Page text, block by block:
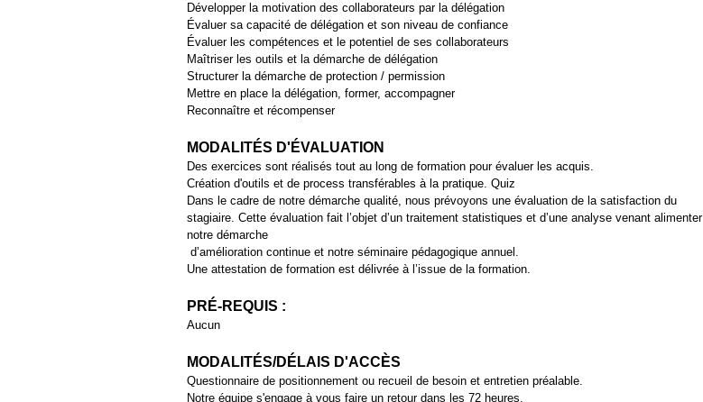
Développer la motivation des collaborateurs par la délégation
Évaluer sa capacité de délégation et son niveau de confiance
Évaluer les compétences et le potentiel de ses collaborateurs
Maîtriser les outils et la démarche de délégation
Structurer la démarche de protection / permission
Mettre en place la délégation, former, accompagner
Reconnaître et récompenser
MODALITÉS D'ÉVALUATION
Des exercices sont réalisés tout au long de formation pour évaluer les acquis.
Création d'outils et de process transférables à la pratique. Quiz
Dans le cadre de notre démarche qualité, nous prévoyons une évaluation de la satisfaction du
stagiaire. Cette évaluation fait l’objet d’un traitement statistiques et d’une analyse venant alimenter
notre démarche
d’amélioration continue et notre séminaire pédagogique annuel.
Une attestation de formation est délivrée à l’issue de la formation.
PRÉ-REQUIS :
Aucun
MODALITÉS/DÉLAIS D'ACCÈS
Questionnaire de positionnement ou recueil de besoin et entretien préalable.
Notre équipe s'engage à vous faire un retour dans les 72 heures.